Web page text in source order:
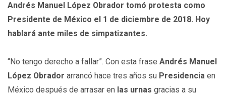
Andrés Manuel López Obrador tomó protesta como
Presidente de México el 1 de diciembre de 2018. Hoy
hablará ante miles de simpatizantes.
“No tengo derecho a fallar”. Con esta frase Andrés Manuel
López Obrador arrancó hace tres años su Presidencia en
México después de arrasar en las urnas gracias a su